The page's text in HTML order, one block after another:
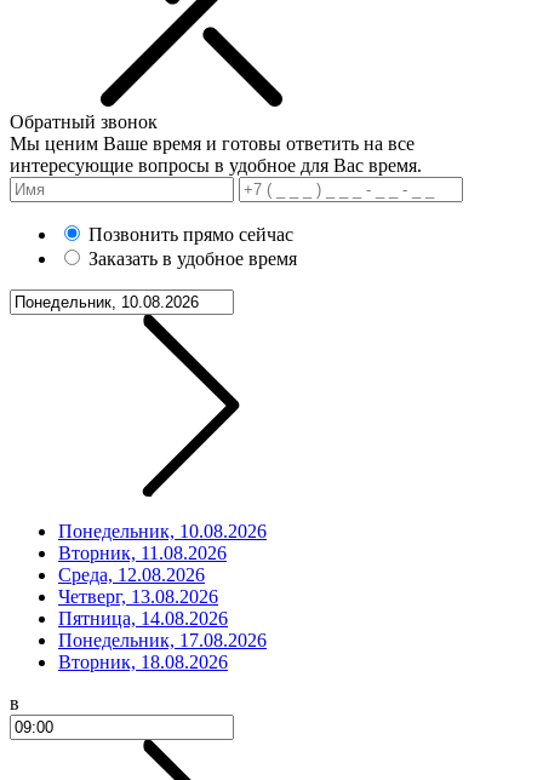
Обратный звонок
Мы ценим Ваше время и готовы ответить на все
интересующие вопросы в удобное для Вас время.
Позвонить прямо сейчас
Заказать в удобное время
Понедельник, 10.08.2026
Вторник, 11.08.2026
Среда, 12.08.2026
Четверг, 13.08.2026
Пятница, 14.08.2026
Понедельник, 17.08.2026
Вторник, 18.08.2026
в